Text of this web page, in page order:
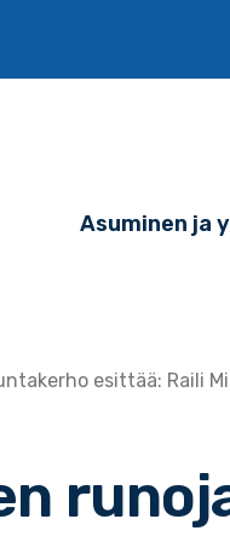
Asuminen ja
esittää: Raili